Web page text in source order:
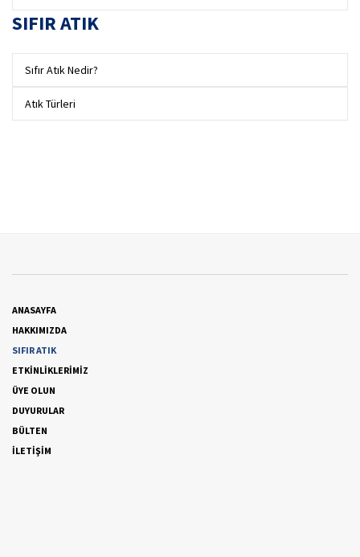
SIFIR ATIK
Sıfır Atık Nedir?
Atık Türleri
ANASAYFA
HAKKIMIZDA
SIFIR ATIK
ETKİNLİKLERİMİZ
ÜYE OLUN
DUYURULAR
BÜLTEN
İLETİŞİM